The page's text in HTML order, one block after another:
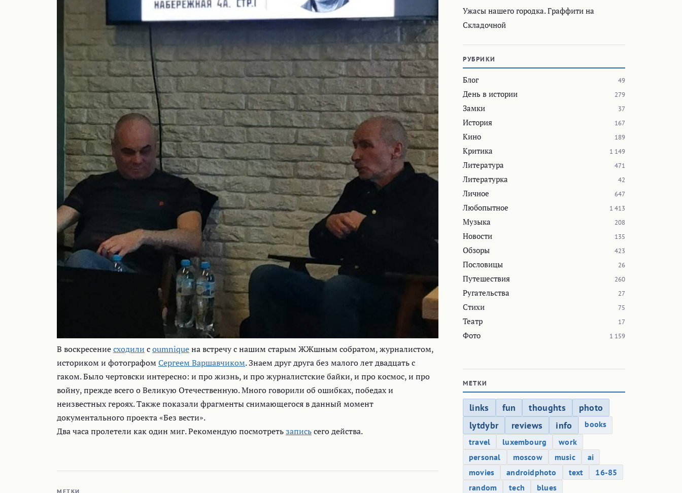
В воскресениесходили сoumniqueна встречу с нашим старым ЖЖшным собратом, журналистом,
историком и фотографомСергеем Варшавчиком.Знаем друг друга без малого лет двадцать с
гаком. Было чертовски интересно: и про жизнь, и про журналистские байки, и про космос, и про
войну, прежде всего о Великую Отечественную. Много говорили об ошибках, победах и
неизвестных героях. Также показали фрагменты снимающегося в данный момент
документального проекта «Без вести».
Два часа пролетели как один миг. Рекомендую посмотретьзаписьсего действа.
МЕТКИ
Ужасы нашего городка. Граффити на
Складочной
РУБРИКИ
Блог 49
День в истории 279
Замки 37
История 167
Кино 189
Критика 1 149
Литература 471
Литературка 42
Личное 647
Любопытное 1 413
Музыка 208
Новости 135
Обзоры 423
Пословицы 26
Путешествия 260
Ругательства 27
Стихи 75
Театр 17
Фото 1 159
МЕТКИ
links fun thoughts
photo
lytdybr
reviews info
books
travel
luxembourg
work
personal
moscow music
ai
movies
androidphoto text
16-85
random
tech
blues